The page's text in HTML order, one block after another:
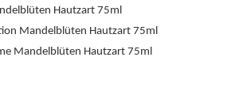
Hautzart 75ml
Mandelblüten Hautzart 75ml
Mandelblüten Hautzart 75ml